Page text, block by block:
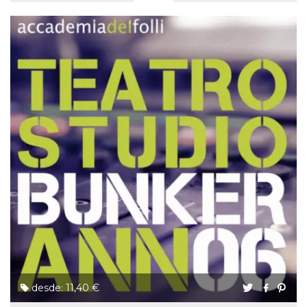
desde: 11,40 €